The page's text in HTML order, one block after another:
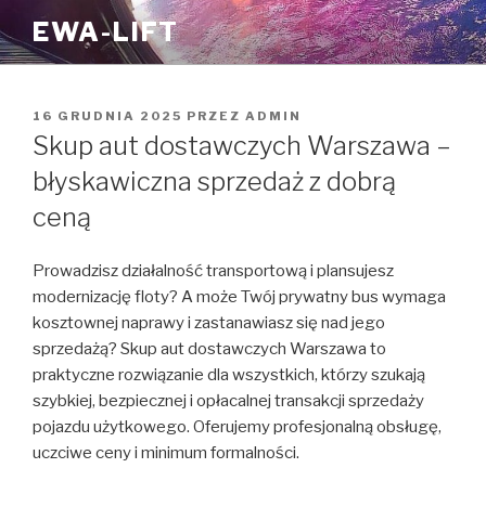
do
treści
EWA-LIFT
OPUBLIKOWANE
W
16 GRUDNIA 2025 PRZEZ ADMIN
Skup aut dostawczych Warszawa –
błyskawiczna sprzedaż z dobrą
ceną
Prowadzisz działalność transportową i plansujesz
modernizację floty? A może Twój prywatny bus wymaga
kosztownej naprawy i zastanawiasz się nad jego
sprzedażą? Skup aut dostawczych Warszawa to
praktyczne rozwiązanie dla wszystkich, którzy szukają
szybkiej, bezpiecznej i opłacalnej transakcji sprzedaży
pojazdu użytkowego. Oferujemy profesjonalną obsługę,
uczciwe ceny i minimum formalności.